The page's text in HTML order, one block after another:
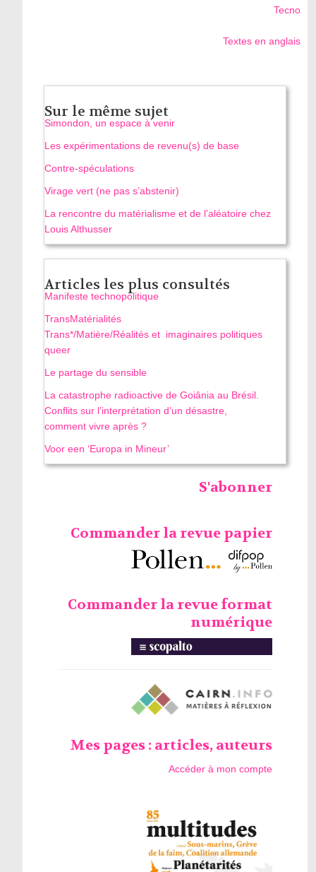
Tecno
Textes en anglais
Sur le même sujet
Simondon, un espace à venir
Les expérimentations de revenu(s) de base
Contre-spéculations
Virage vert (ne pas s’abstenir)
La rencontre du matérialisme et de l’aléatoire chez
Louis Althusser
Articles les plus consultés
Manifeste technopolitique
TransMatérialités
Trans*/Matière/Réalités et imaginaires politiques
queer
Le partage du sensible
La catastrophe radioactive de Goiânia au Brésil.
Conflits sur l’interprétation d’un désastre,
comment vivre après ?
Voor een ‘Europa in Mineur’
S'abonner
Commander la revue papier
Commander la revue format
numérique
Mes pages : articles, auteurs
Accéder à mon compte